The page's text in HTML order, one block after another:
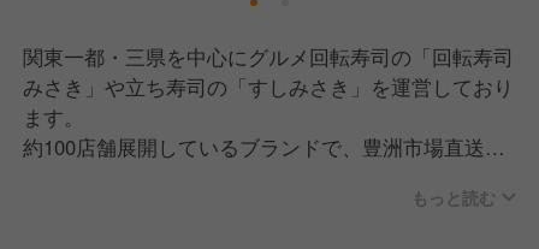
関東一都・三県を中心にグルメ回転寿司の「回転寿司
みさき」や立ち寿司の「すしみさき」を運営しており
ます。
約100店舗展開しているブランドで、豊洲市場直送の
もっと読む